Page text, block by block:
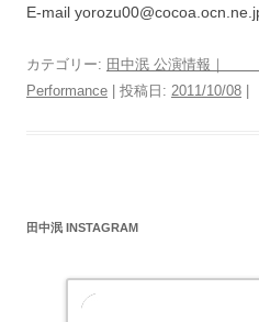
E-mail
カテゴリー: 田中泯 公演
Performance | 投稿日: 2011/10/08
田中泯 INSTAGRAM